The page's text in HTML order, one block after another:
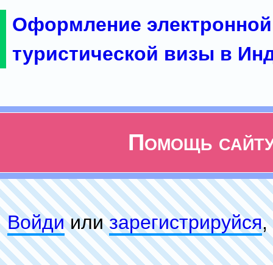
Оформление электронной
туристической визы в
Помощь
Войдиилизарeгиcтpируйся,